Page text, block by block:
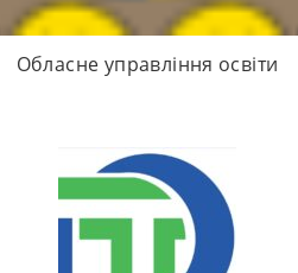
Обласне управління освіти